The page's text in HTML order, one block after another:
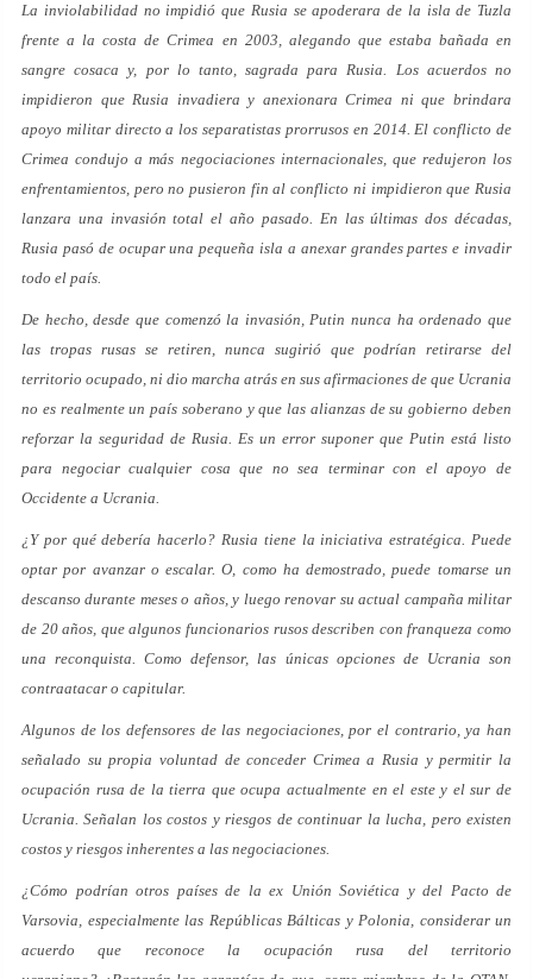
La inviolabilidad no impidió que Rusia se apoderara de la isla de Tuzla
frente a la costa de Crimea en 2003, alegando que estaba bañada en
sangre cosaca y, por lo tanto, sagrada para Rusia. Los acuerdos no
impidieron que Rusia invadiera y anexionara Crimea ni que brindara
apoyo militar directo a los separatistas prorrusos en 2014. El conflicto de
Crimea condujo a más negociaciones internacionales, que redujeron los
enfrentamientos, pero no pusieron fin al conflicto ni impidieron que Rusia
lanzara una invasión total el año pasado. En las últimas dos décadas,
Rusia pasó de ocupar una pequeña isla a anexar grandes partes e invadir
todo el país.
De hecho, desde que comenzó la invasión, Putin nunca ha ordenado que
las tropas rusas se retiren, nunca sugirió que podrían retirarse del
territorio ocupado, ni dio marcha atrás en sus afirmaciones de que Ucrania
no es realmente un país soberano y que las alianzas de su gobierno deben
reforzar la seguridad de Rusia. Es un error suponer que Putin está listo
para negociar cualquier cosa que no sea terminar con el apoyo de
Occidente a Ucrania.
¿Y por qué debería hacerlo? Rusia tiene la iniciativa estratégica. Puede
optar por avanzar o escalar. O, como ha demostrado, puede tomarse un
descanso durante meses o años, y luego renovar su actual campaña militar
de 20 años, que algunos funcionarios rusos describen con franqueza como
una reconquista. Como defensor, las únicas opciones de Ucrania son
contraatacar o capitular.
Algunos de los defensores de las negociaciones, por el contrario, ya han
señalado su propia voluntad de conceder Crimea a Rusia y permitir la
ocupación rusa de la tierra que ocupa actualmente en el este y el sur de
Ucrania. Señalan los costos y riesgos de continuar la lucha, pero existen
costos y riesgos inherentes a las negociaciones.
¿Cómo podrían otros países de la ex Unión Soviética y del Pacto de
Varsovia, especialmente las Repúblicas Bálticas y Polonia, considerar un
acuerdo que reconoce la ocupación rusa del territorio